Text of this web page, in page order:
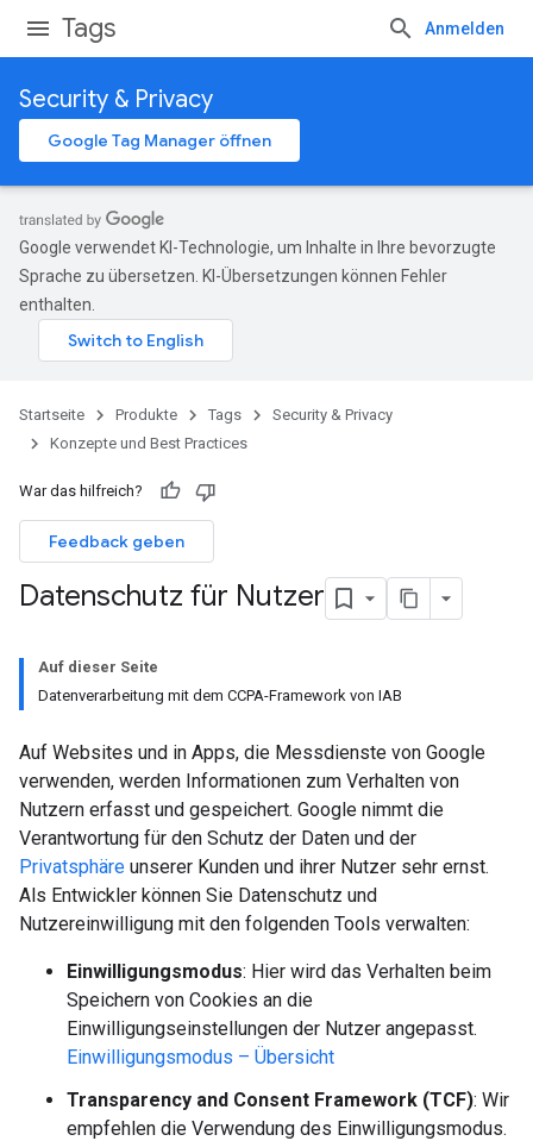
Tags Anmelden
Security & Privacy
Google Tag Manager öffnen
Google verwendet KI-Technologie, um Inhalte in Ihre bevorzugte
Sprache zu übersetzen. KI-Übersetzungen können Fehler
enthalten.
Startseite Produkte Tags
Security & Privacy
Konzepte und Best Practices
War das hilfreich?
Feedback geben
Datenschutz für Nutzer
Auf dieser Seite
Datenverarbeitung mit dem CCPA-Framework von IAB
Auf Websites und in Apps, die Messdienste von Google
verwenden, werden Informationen zum Verhalten von
Nutzern erfasst und gespeichert. Google nimmt die
Verantwortung für den Schutz der Daten und der
Privatsphäre unserer Kunden und ihrer Nutzer sehr ernst.
Als Entwickler können Sie Datenschutz und
Nutzereinwilligung mit den folgenden Tools verwalten:
Einwilligungsmodus: Hier wird das Verhalten beim
Speichern von Cookies an die
Einwilligungseinstellungen der Nutzer angepasst.
Einwilligungsmodus – Übersicht
Transparency and Consent Framework (TCF): Wir
empfehlen die Verwendung des Einwilligungsmodus.